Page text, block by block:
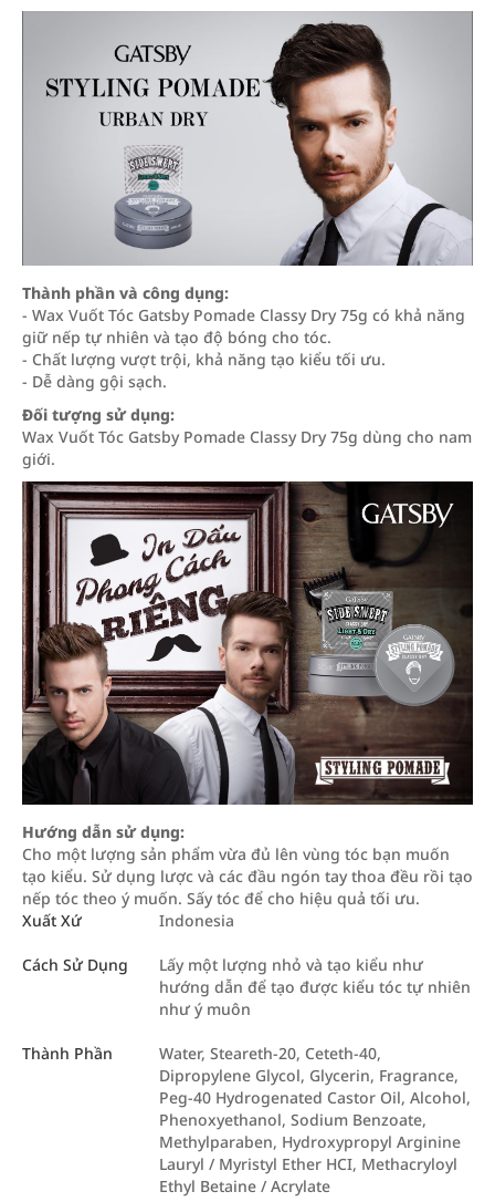
Thành phần và công dụng:
- Wax Vuốt Tóc Gatsby Pomade Classy Dry 75g có khả năng
giữ nếp tự nhiên và tạo độ bóng cho tóc.
- Chất lượng vượt trội, khả năng tạo kiểu tối ưu.
- Dễ dàng gội sạch.
Đối tượng sử dụng:
Wax Vuốt Tóc Gatsby Pomade Classy Dry 75g dùng cho nam
giới.
Hướng dẫn sử dụng:
Cho một lượng sản phẩm vừa đủ lên vùng tóc bạn muốn
tạo kiểu. Sử dụng lược và các đầu ngón tay thoa đều rồi tạo
nếp tóc theo ý muốn. Sấy tóc để cho hiệu quả tối ưu.
Xuất Xứ
Indonesia
Cách Sử Dụng
Lấy một lượng nhỏ và tạo kiểu như
hướng dẫn để tạo được kiểu tóc tự nhiên
như ý muôn
Thành Phần
Water, Steareth-20, Ceteth-40,
Dipropylene Glycol, Glycerin, Fragrance,
Peg-40 Hydrogenated Castor Oil, Alcohol,
Phenoxyethanol, Sodium Benzoate,
Methylparaben, Hydroxypropyl Arginine
Lauryl / Myristyl Ether HCI, Methacryloyl
Ethyl Betaine / Acrylate